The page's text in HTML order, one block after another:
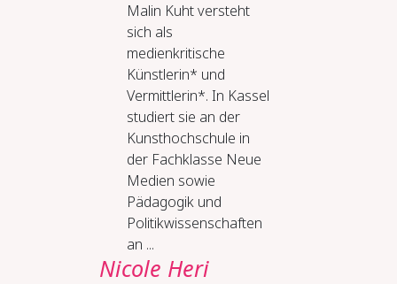
Malin Kuht versteht
sich als
medienkritische
Künstlerin* und
Vermittlerin*. In Kassel
studiert sie an der
Kunsthochschule in
der Fachklasse Neue
Medien sowie
Pädagogik und
Politikwissenschaften
an ...
Nicole Heri